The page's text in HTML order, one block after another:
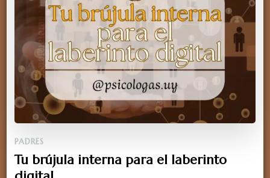
PADRES
Tu brújula interna para el laberinto